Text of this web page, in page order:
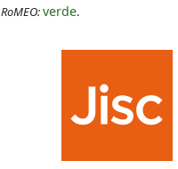
RoMEO:verde.